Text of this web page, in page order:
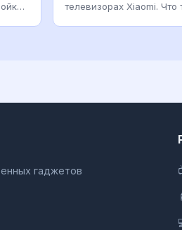
телевизорах Xiaomi. Что
гаджетов